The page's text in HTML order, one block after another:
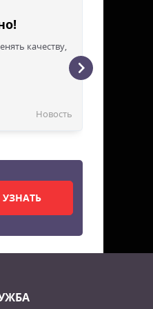
качеству,
Новость
УЗНАТЬ